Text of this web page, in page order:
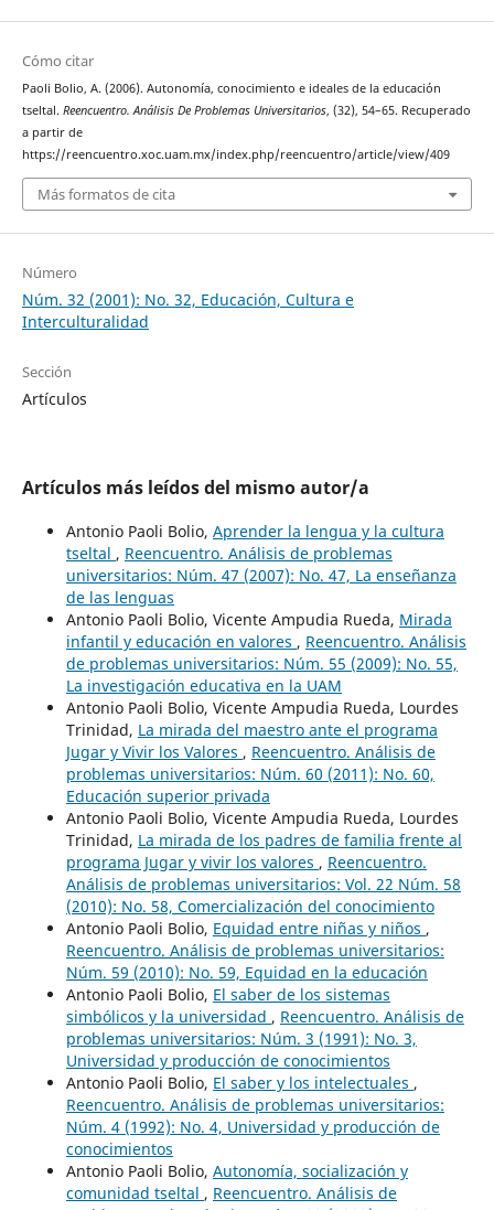
Cómo citar
Paoli Bolio, A. (2006). Autonomía, conocimiento e ideales de la educación
tseltal. Reencuentro. Análisis De Problemas Universitarios, (32), 54–65. Recuperado
a partir de
https://reencuentro.xoc.uam.mx/index.php/reencuentro/article/view/409
Más formatos de cita
Número
Núm. 32 (2001): No. 32, Educación, Cultura e
Interculturalidad
Sección
Artículos
Artículos más leídos del mismo autor/a
Antonio Paoli Bolio, Aprender la lengua y la cultura
tseltal , Reencuentro. Análisis de problemas
universitarios: Núm. 47 (2007): No. 47, La enseñanza
de las lenguas
Antonio Paoli Bolio, Vicente Ampudia Rueda, Mirada
infantil y educación en valores , Reencuentro. Análisis
de problemas universitarios: Núm. 55 (2009): No. 55,
La investigación educativa en la UAM
Antonio Paoli Bolio, Vicente Ampudia Rueda, Lourdes
Trinidad, La mirada del maestro ante el programa
Jugar y Vivir los Valores , Reencuentro. Análisis de
problemas universitarios: Núm. 60 (2011): No. 60,
Educación superior privada
Antonio Paoli Bolio, Vicente Ampudia Rueda, Lourdes
Trinidad, La mirada de los padres de familia frente al
programa Jugar y vivir los valores , Reencuentro.
Análisis de problemas universitarios: Vol. 22 Núm. 58
(2010): No. 58, Comercialización del conocimiento
Antonio Paoli Bolio, Equidad entre niñas y niños ,
Reencuentro. Análisis de problemas universitarios:
Núm. 59 (2010): No. 59, Equidad en la educación
Antonio Paoli Bolio, El saber de los sistemas
simbólicos y la universidad , Reencuentro. Análisis de
problemas universitarios: Núm. 3 (1991): No. 3,
Universidad y producción de conocimientos
Antonio Paoli Bolio, El saber y los intelectuales ,
Reencuentro. Análisis de problemas universitarios:
Núm. 4 (1992): No. 4, Universidad y producción de
conocimientos
Antonio Paoli Bolio, Autonomía, socialización y
comunidad tseltal , Reencuentro. Análisis de